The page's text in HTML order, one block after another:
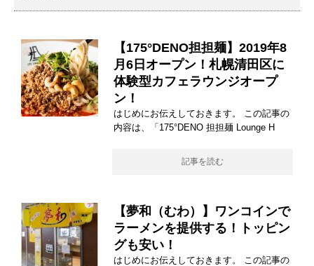
【175°DENO担担麺】2019年8
月6日オープン！札幌清田区に
体験型カフェラウンジオープ
ン！
はじめにお伝えしておきます。 この記事の
内容は、「175°DENO 担担麺 Lounge H
記事を読む
【夢和（むわ）】ワンコインで
ラーメンを提供する！トッピン
グも安い！
はじめにお伝えしておきます。 この記事の